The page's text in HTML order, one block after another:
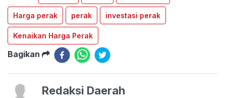
Harga perak perak investasi perak
Kenaikan Harga Perak
Bagikan
Redaksi Daerah